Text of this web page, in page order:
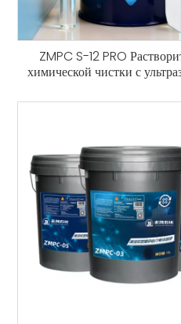
ZMPC S-12 PRO
химической чистки с